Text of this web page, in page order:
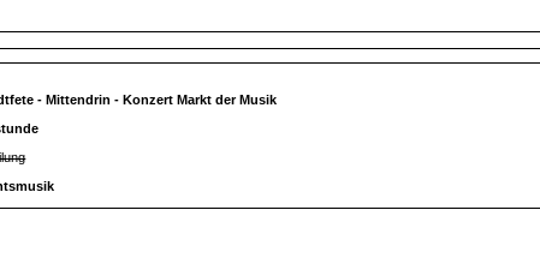
- Mittendrin - Konzert Markt der Musik